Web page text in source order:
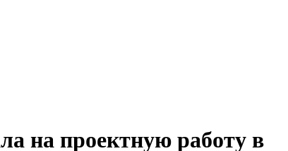
на проектную работу в